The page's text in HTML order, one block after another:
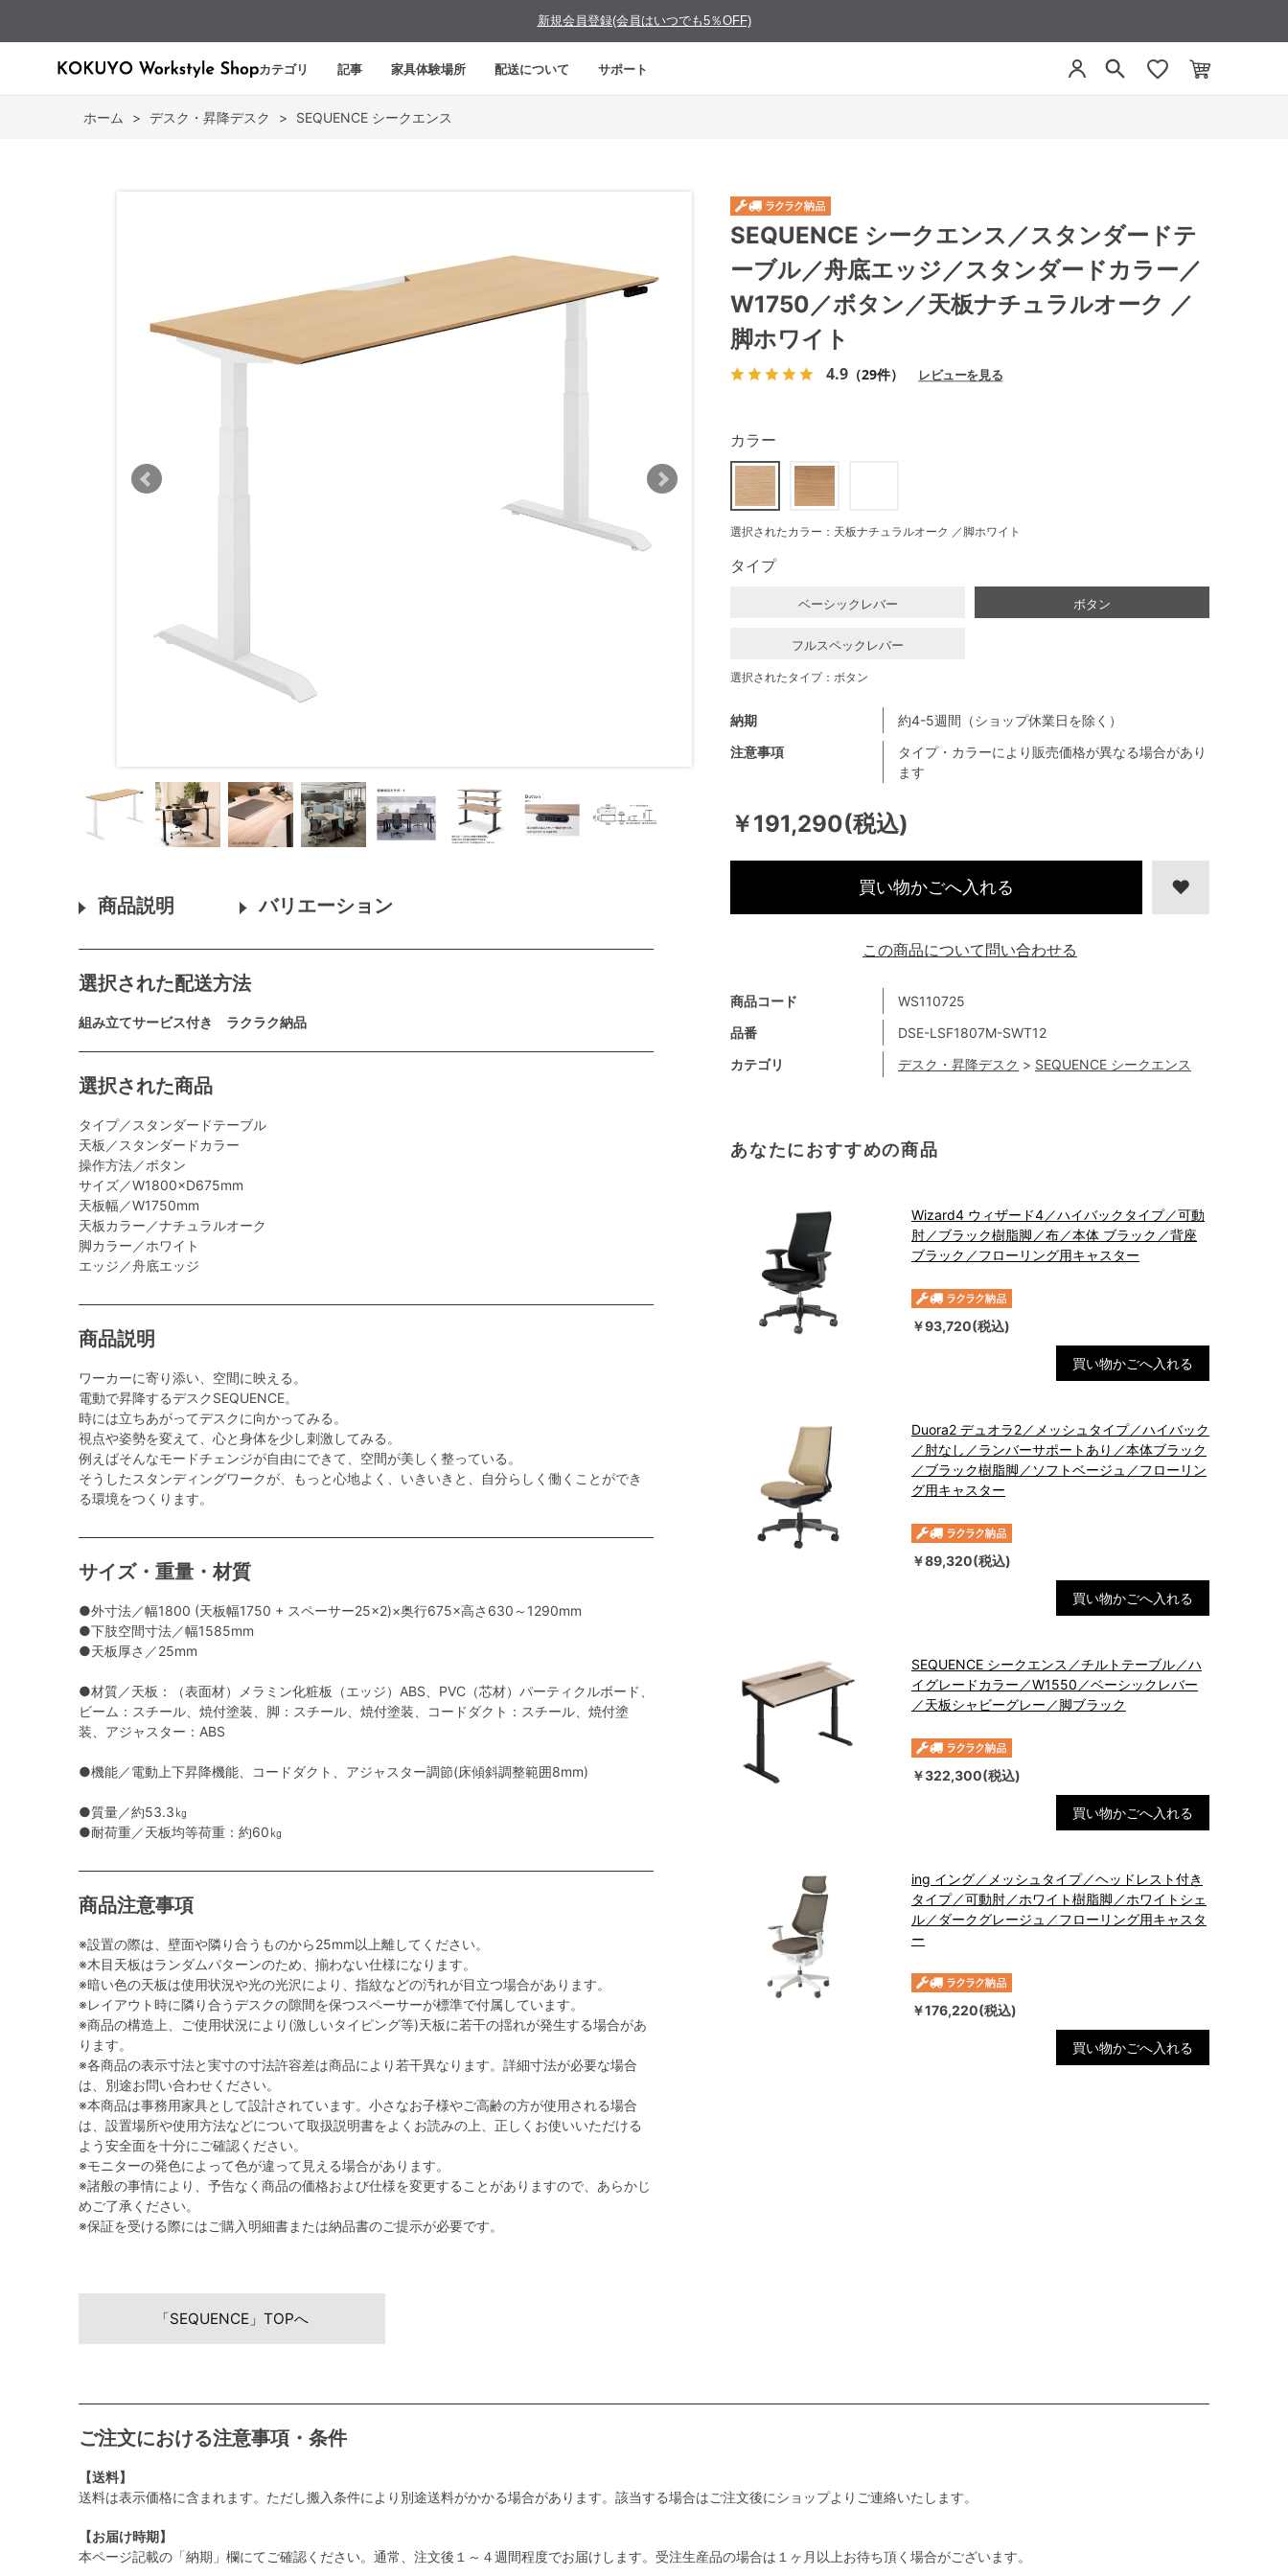
新規会員登録(会員はいつでも5％OFF)
カテゴリ 記事 家具体験場所 配送について サポート
ホーム > デスク・昇降デスク > SEQUENCE シークエンス
商品説明 バリエーション
選択された配送方法
組み立てサービス付き ラクラク納品
選択された商品
タイプ／スタンダードテーブル
天板／スタンダードカラー
操作方法／ボタン
サイズ／W1800×D675mm
天板幅／W1750mm
天板カラー／ナチュラルオーク
脚カラー／ホワイト
エッジ／舟底エッジ
商品説明
ワーカーに寄り添い、空間に映える。
電動で昇降するデスクSEQUENCE。
時には立ちあがってデスクに向かってみる。
視点や姿勢を変えて、心と身体を少し刺激してみる。
例えばそんなモードチェンジが自由にできて、空間が美しく整っている。
そうしたスタンディングワークが、もっと心地よく、いきいきと、自分らしく働くことができ
る環境をつくります。
サイズ・重量・材質
●外寸法／幅1800 (天板幅1750 + スペーサー25×2)×奥行675×高さ630～1290mm
●下肢空間寸法／幅1585mm
●天板厚さ／25mm
●材質／天板：（表面材）メラミン化粧板（エッジ）ABS、PVC（芯材）パーティクルボード、
ビーム：スチール、焼付塗装、脚：スチール、焼付塗装、コードダクト：スチール、焼付塗
装、アジャスター：ABS
●機能／電動上下昇降機能、コードダクト、アジャスター調節(床傾斜調整範囲8mm)
●質量／約53.3㎏
●耐荷重／天板均等荷重：約60㎏
商品注意事項
※設置の際は、壁面や隣り合うものから25mm以上離してください。
※木目天板はランダムパターンのため、揃わない仕様になります。
※暗い色の天板は使用状況や光の光沢により、指紋などの汚れが目立つ場合があります。
※レイアウト時に隣り合うデスクの隙間を保つスペーサーが標準で付属しています。
※商品の構造上、ご使用状況により(激しいタイピング等)天板に若干の揺れが発生する場合があ
ります。
※各商品の表示寸法と実寸の寸法許容差は商品により若干異なります。詳細寸法が必要な場合
は、別途お問い合わせください。
※本商品は事務用家具として設計されています。小さなお子様やご高齢の方が使用される場合
は、設置場所や使用方法などについて取扱説明書をよくお読みの上、正しくお使いいただける
よう安全面を十分にご確認ください。
※モニターの発色によって色が違って見える場合があります。
※諸般の事情により、予告なく商品の価格および仕様を変更することがありますので、あらかじ
めご了承ください。
※保証を受ける際にはご購入明細書または納品書のご提示が必要です。
SEQUENCE シークエンス／スタンダードテ
ーブル／舟底エッジ／スタンダードカラー／
W1750／ボタン／天板ナチュラルオーク ／
脚ホワイト
4.9 （29件） レビューを見る
￥191,290(税込)
商品コード
WS110725
品番
DSE-LSF1807M-SWT12
カテゴリ
デスク・昇降デスク > SEQUENCE シークエンス
注意事項
タイプ・カラーにより販売価格が異なる場合があり
ます
納期 約4-5週間（ショップ休業日を除く）
カラー
選択されたカラー：天板ナチュラルオーク ／脚ホワイト
タイプ
ベーシックレバー ボタン
フルスペックレバー
選択されたタイプ：ボタン
買い物かごへ入れる
あなたにおすすめの商品
Wizard4 ウィザード4／ハイバックタイプ／可動
肘／ブラック樹脂脚／布／本体 ブラック／背座
ブラック／フローリング用キャスター
￥93,720(税込)
買い物かごへ入れる
Duora2 デュオラ2／メッシュタイプ／ハイバック
／肘なし／ランバーサポートあり／本体ブラック
／ブラック樹脂脚／ソフトベージュ／フローリン
グ用キャスター
￥89,320(税込)
買い物かごへ入れる
SEQUENCE シークエンス／チルトテーブル／ハ
イグレードカラー／W1550／ベーシックレバー
／天板シャビーグレー／脚ブラック
￥322,300(税込)
買い物かごへ入れる
ing イング／メッシュタイプ／ヘッドレスト付き
タイプ／可動肘／ホワイト樹脂脚／ホワイトシェ
ル／ダークグレージュ／フローリング用キャスタ
ー
￥176,220(税込)
買い物かごへ入れる
この商品について問い合わせる
「SEQUENCE」TOPへ
ご注文における注意事項・条件
【送料】
送料は表示価格に含まれます。ただし搬入条件により別途送料がかかる場合があります。該当する場合はご注文後にショップよりご連絡いたします。
【お届け時期】
本ページ記載の「納期」欄にてご確認ください。通常、注文後１～４週間程度でお届けします。受注生産品の場合は１ヶ月以上お待ち頂く場合がございます。